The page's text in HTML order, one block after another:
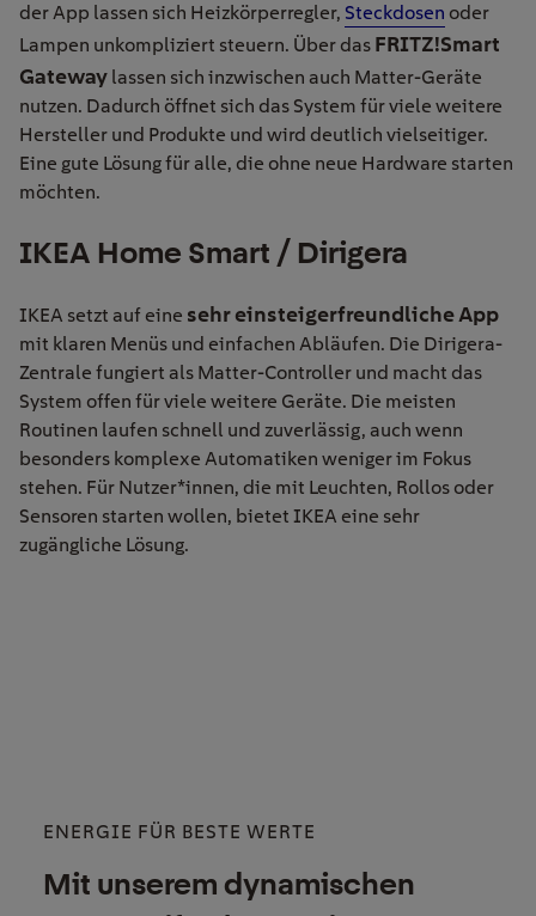
der App lassen sich Heizkörperregler, Steckdosen oder
Lampen unkompliziert steuern. Über das FRITZ!Smart
Gateway lassen sich inzwischen auch Matter-Geräte
nutzen. Dadurch öffnet sich das System für viele weitere
Hersteller und Produkte und wird deutlich vielseitiger.
Eine gute Lösung für alle, die ohne neue Hardware starten
möchten.
IKEA Home Smart / Dirigera
IKEA setzt auf eine sehr einsteigerfreundliche App
mit klaren Menüs und einfachen Abläufen. Die Dirigera-
Zentrale fungiert als Matter-Controller und macht das
System offen für viele weitere Geräte. Die meisten
Routinen laufen schnell und zuverlässig, auch wenn
besonders komplexe Automatiken weniger im Fokus
stehen. Für Nutzer*innen, die mit Leuchten, Rollos oder
Sensoren starten wollen, bietet IKEA eine sehr
zugängliche Lösung.
ENERGIE FÜR BESTE WERTE
Mit unserem dynamischen